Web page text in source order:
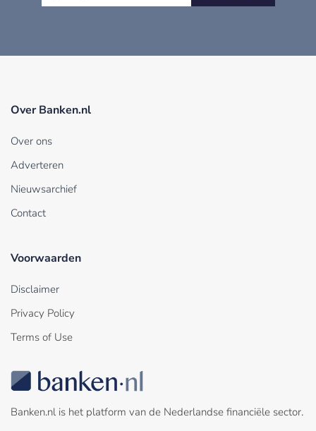
Over Banken.nl
Over ons
Adverteren
Nieuwsarchief
Contact
Voorwaarden
Disclaimer
Privacy Policy
Terms of Use
Banken.nl is het platform van de Nederlandse financiële sector.